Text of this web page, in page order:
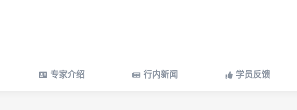
专家介绍 行内新闻 学员反馈